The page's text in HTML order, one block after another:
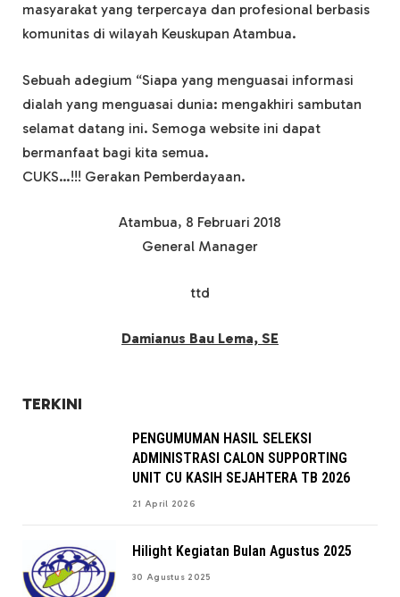
masyarakat yang terpercaya dan profesional berbasis
komunitas di wilayah Keuskupan Atambua.
Sebuah adegium “Siapa yang menguasai informasi
dialah yang menguasai dunia: mengakhiri sambutan
selamat datang ini. Semoga website ini dapat
bermanfaat bagi kita semua.
CUKS…!!! Gerakan Pemberdayaan.
Atambua, 8 Februari 2018
General Manager
ttd
Damianus Bau Lema, SE
TERKINI
PENGUMUMAN HASIL SELEKSI
ADMINISTRASI CALON SUPPORTING
UNIT CU KASIH SEJAHTERA TB 2026
21 April 2026
Hilight Kegiatan Bulan Agustus 2025
30 Agustus 2025